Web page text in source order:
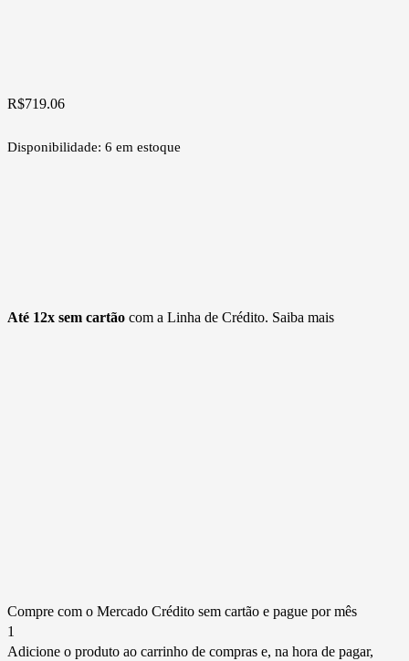
R$719.06
Disponibilidade: 6 em estoque
Até 12x sem cartão com a Linha de Crédito. Saiba mais
Compre com o Mercado Crédito sem cartão e pague por mês
1
Adicione o produto ao carrinho de compras e, na hora de pagar,